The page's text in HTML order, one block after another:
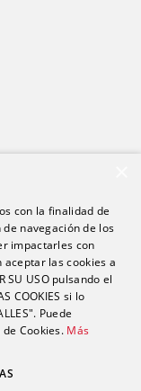
con la finalidad de
navegación de los
impactarles con
aceptar las cookies a
SU USO pulsando el
COOKIES si lo
Puede
Cookies. Más